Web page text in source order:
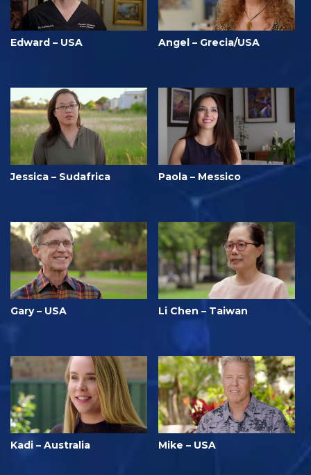
Edward – USA Angel – Grecia/USA
Jessica – Sudafrica Paola – Messico
Gary – USA Li Chen – Taiwan
Kadi – Australia Mike – USA